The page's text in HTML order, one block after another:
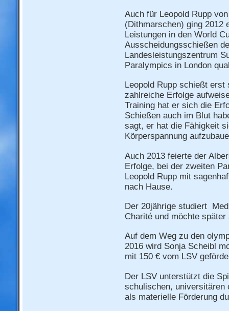
Auch für Leopold Rupp
(Dithmarschen) ging 2012
Leistungen in den World
Ausscheidungsschießen
Landesleistungszentrum
Paralympics in London
Leopold Rupp schießt
zahlreiche Erfolge
Training hat er sich die
Schießen auch im Blut
sagt, er hat die Fähigkeit
Körperspannung
Auch 2013 feierte der
Erfolge, bei der zweiten
Leopold Rupp mit
nach Hause.
Der 20jährige studiert
Charité und möchte
Auf dem Weg zu den
2016 wird Sonja Scheibl
mit 150 € vom LSV
Der LSV unterstützt die
schulischen, universitären
als materielle Förderung